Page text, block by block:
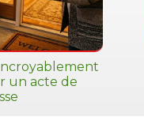
un acte de